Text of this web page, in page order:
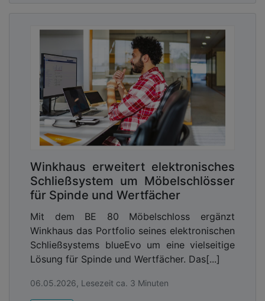
Winkhaus erweitert elektronisches
Schließsystem um Möbelschlösser
für Spinde und Wertfächer
Mit dem BE 80 Möbelschloss ergänzt
Winkhaus das Portfolio seines elektronischen
Schließsystems blueEvo um eine vielseitige
Lösung für Spinde und Wertfächer. Das[...]
06.05.2026, Lesezeit ca. 3 Minuten